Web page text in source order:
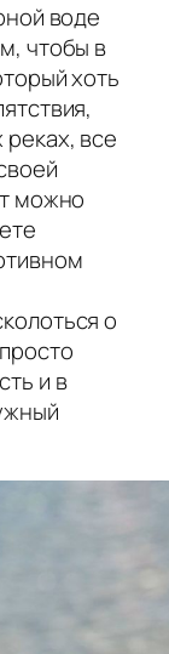
воде
чтобы в
хоть
все
можно
о
и в